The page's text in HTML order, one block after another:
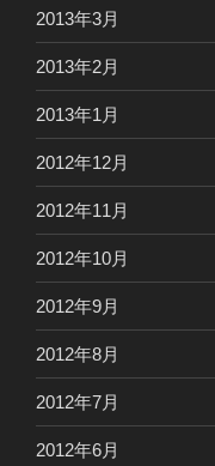
2013年3月
2013年2月
2013年1月
2012年12月
2012年11月
2012年10月
2012年9月
2012年8月
2012年7月
2012年6月